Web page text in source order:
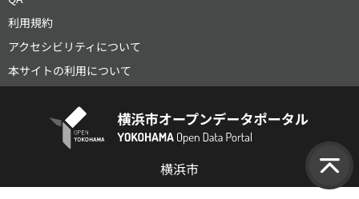
利用規約
アクセシビリティについて
本サイトの利用について
横浜市